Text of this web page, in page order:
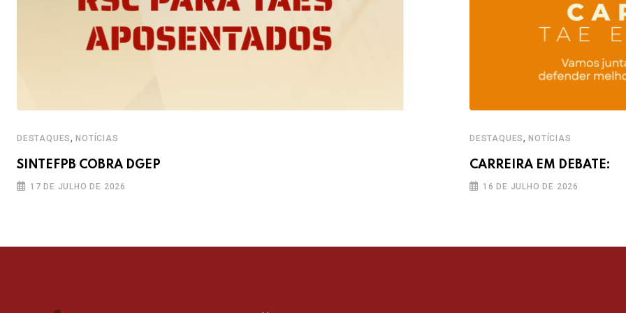
DESTAQUES,NOTÍCIAS
SINTEFPB COBRA DGEP
17 DE JULHO DE 2026
DESTAQUES,NOTÍCIAS
CARREIRA EM DEBATE:
16 DE JULHO DE 2026